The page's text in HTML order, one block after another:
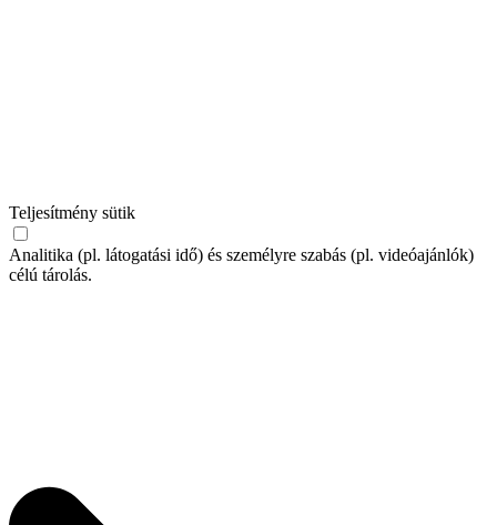
Teljesítmény sütik
Analitika (pl. látogatási idő) és személyre szabás (pl. videóajánlók)
célú tárolás.